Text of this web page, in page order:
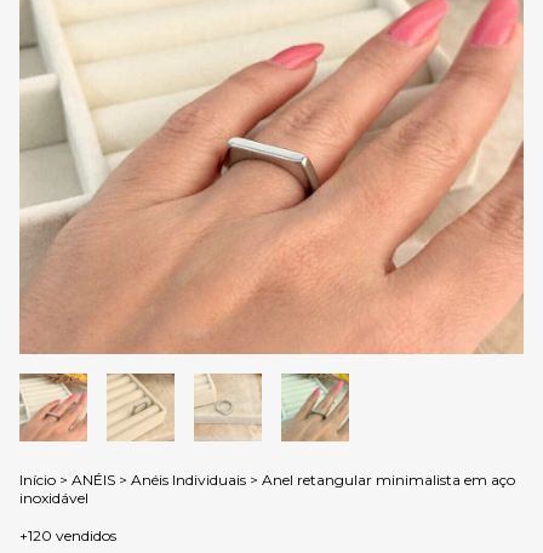
Início > ANÉIS > Anéis Individuais > Anel retangular minimalista em aço
inoxidável
+120 vendidos